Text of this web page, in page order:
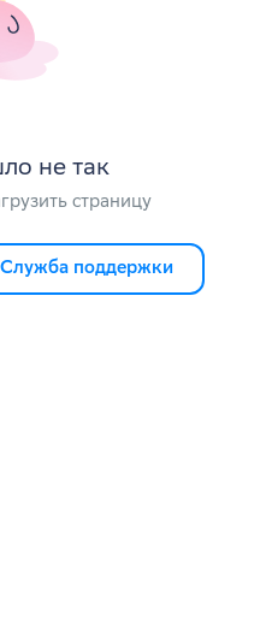
не так
страницу
Служба поддержки